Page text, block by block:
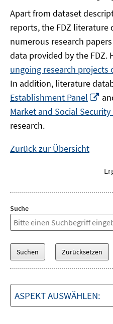
Fenster
öffnen
Apart from dataset
reports, the FDZ literature
numerous research
data provided by the FDZ.
ungoing research projects
In addition, literature
Establishment Panel
In
Market and Social Security
research.
Zurück zur Übersicht
Suche
ASPEKT AUSWÄHLEN: